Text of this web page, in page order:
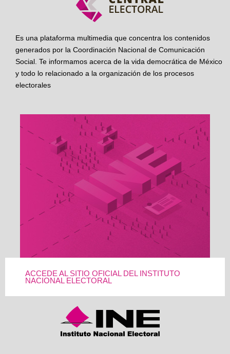
Es una plataforma multimedia que concentra los contenidos
generados por la Coordinación Nacional de Comunicación
Social. Te informamos acerca de la vida democrática de México
y todo lo relacionado a la organización de los procesos
electorales
ACCEDE AL SITIO OFICIAL DEL INSTITUTO
NACIONAL ELECTORAL